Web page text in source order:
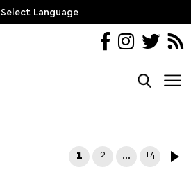
Select Language
1 2 … 14